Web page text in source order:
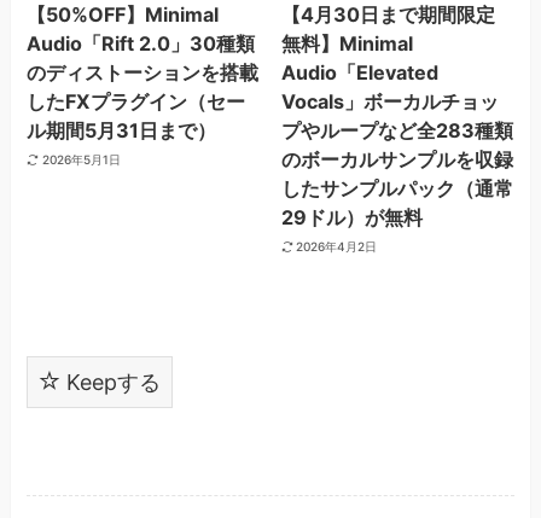
【50%OFF】Minimal
Audio「Rift 2.0」30種類
のディストーションを搭載
したFXプラグイン（セー
ル期間5月31日まで）
2026年5月1日
【4月30日まで期間限定
無料】Minimal
Audio「Elevated
Vocals」ボーカルチョッ
プやループなど全283種類
のボーカルサンプルを収録
したサンプルパック（通常
29ドル）が無料
2026年4月2日
Keepする